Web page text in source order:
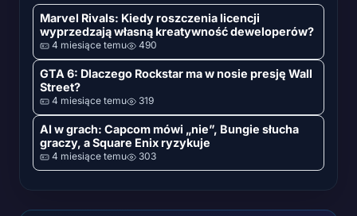
Marvel Rivals: Kiedy roszczenia licencji
wyprzedzają własną kreatywność deweloperów?
4 miesiące temu 490
GTA 6: Dlaczego Rockstar ma w nosie presję Wall
Street?
4 miesiące temu 319
AI w grach: Capcom mówi „nie”, Bungie słucha
graczy, a Square Enix ryzykuje
4 miesiące temu 303